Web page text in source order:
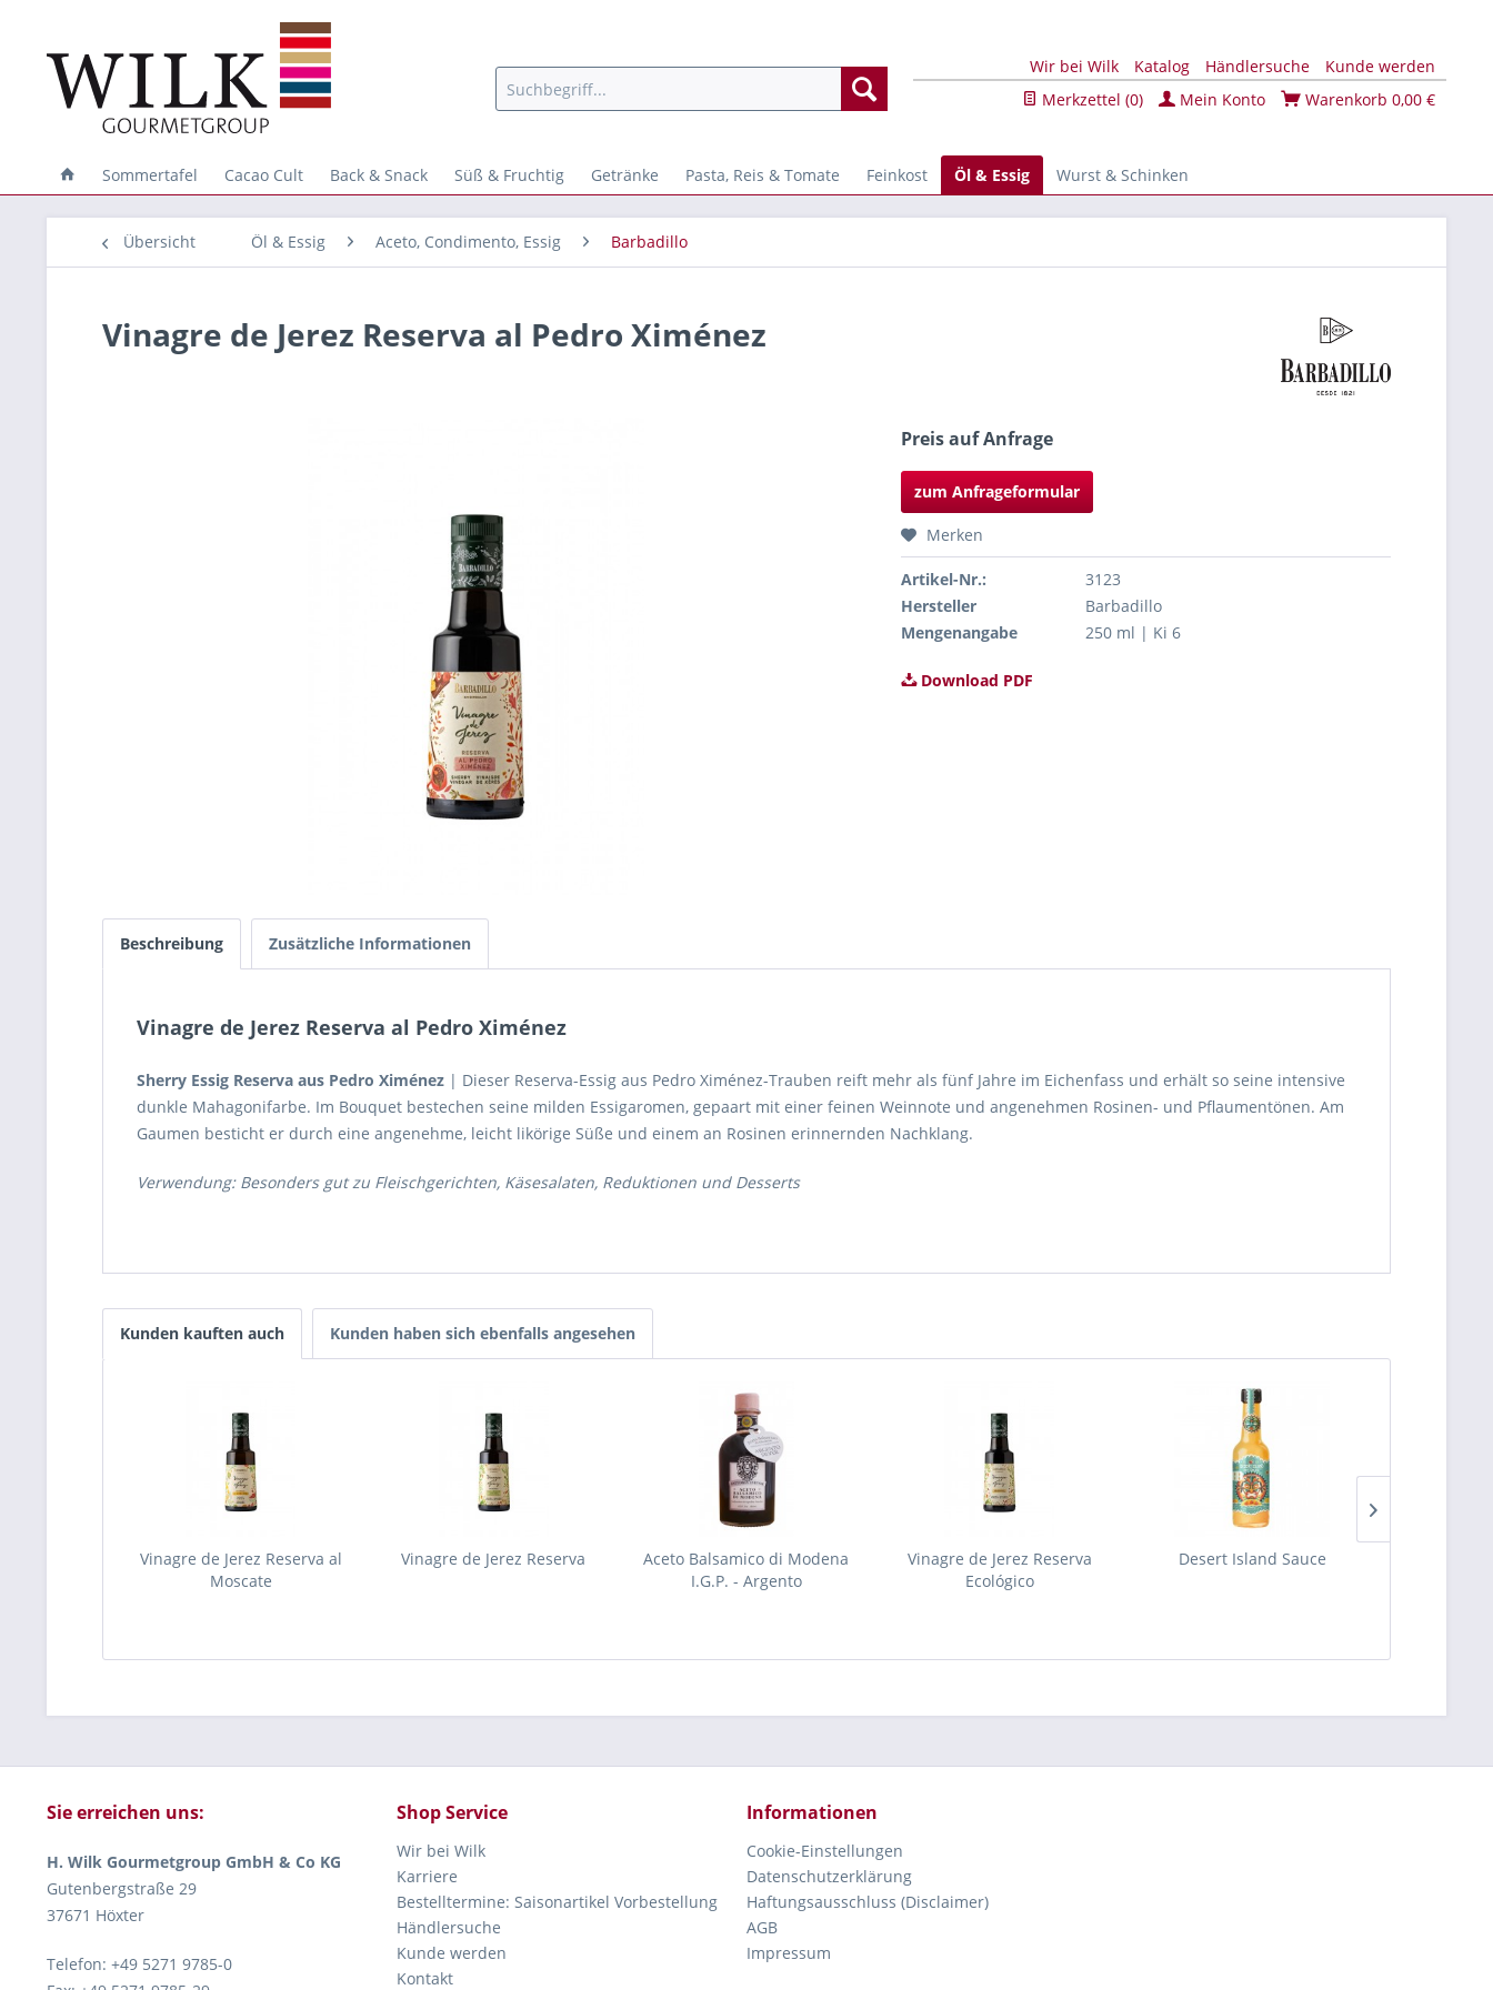
Wir bei Wilk Katalog Händlersuche
Kunde werden
Merkzettel (0) Mein Konto Warenkorb 0,00 €
Sommertafel Cacao Cult Back & Snack Süß & Fruchtig Getränke Pasta, Reis & Tomate Feinkost Öl & Essig Wurst & Schinken
Übersicht Öl & Essig Aceto, Condimento, Essig Barbadillo
Vinagre de Jerez Reserva al Pedro Ximénez
Preis auf Anfrage
zum Anfrageformular
Merken
Artikel-Nr.:
3123
Hersteller
Barbadillo
Mengenangabe
250 ml | Ki 6
Download PDF
Beschreibung Zusätzliche Informationen
Vinagre de Jerez Reserva al Pedro Ximénez
Sherry Essig Reserva aus Pedro Ximénez | Dieser Reserva-Essig aus Pedro Ximénez-Trauben reift mehr als fünf Jahre im Eichenfass und erhält so seine intensive
dunkle Mahagonifarbe. Im Bouquet bestechen seine milden Essigaromen, gepaart mit einer feinen Weinnote und angenehmen Rosinen- und Pflaumentönen. Am
Gaumen besticht er durch eine angenehme, leicht likörige Süße und einem an Rosinen erinnernden Nachklang.
Verwendung: Besonders gut zu Fleischgerichten, Käsesalaten, Reduktionen und Desserts
Kunden kauften auch Kunden haben sich ebenfalls angesehen
Vinagre de Jerez Reserva al
Moscate
Vinagre de Jerez Reserva
Aceto Balsamico di Modena
I.G.P. - Argento
Vinagre de Jerez Reserva
Ecológico
Desert Island Sauce
Sie erreichen uns:
H. Wilk Gourmetgroup GmbH & Co KG
Gutenbergstraße 29
37671 Höxter
Telefon: +49 5271 9785-0
Shop Service
Wir bei Wilk
Karriere
Bestelltermine: Saisonartikel Vorbestellung
Händlersuche
Kunde werden
Kontakt
Informationen
Cookie-Einstellungen
Datenschutzerklärung
Haftungsausschluss (Disclaimer)
AGB
Impressum